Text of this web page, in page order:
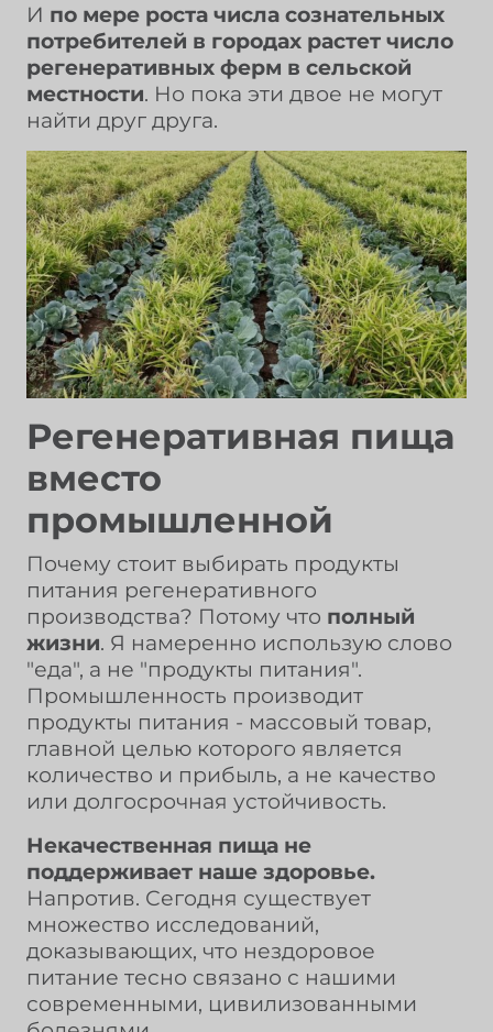
И по мере роста числа сознательных
потребителей в городах растет число
регенеративных ферм в сельской
местности. Но пока эти двое не могут
найти друг друга.
Регенеративная пища
вместо
промышленной
Почему стоит выбирать продукты
питания регенеративного
производства? Потому что полный
жизни. Я намеренно использую слово
"еда", а не "продукты питания".
Промышленность производит
продукты питания - массовый товар,
главной целью которого является
количество и прибыль, а не качество
или долгосрочная устойчивость.
Некачественная пища не
поддерживает наше здоровье.
Напротив. Сегодня существует
множество исследований,
доказывающих, что нездоровое
питание тесно связано с нашими
современными, цивилизованными